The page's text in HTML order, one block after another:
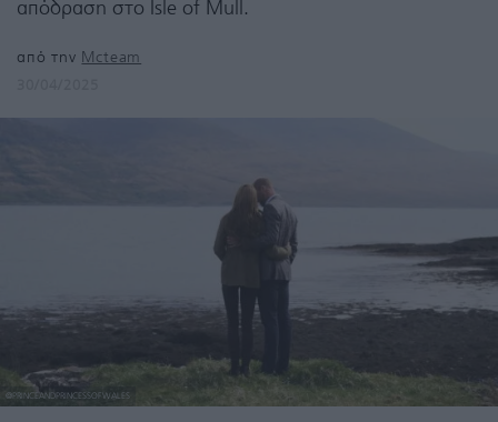
απόδραση στο Isle of Mull.
από την Mcteam
@PRINCEANDPRINCESSOFWALES